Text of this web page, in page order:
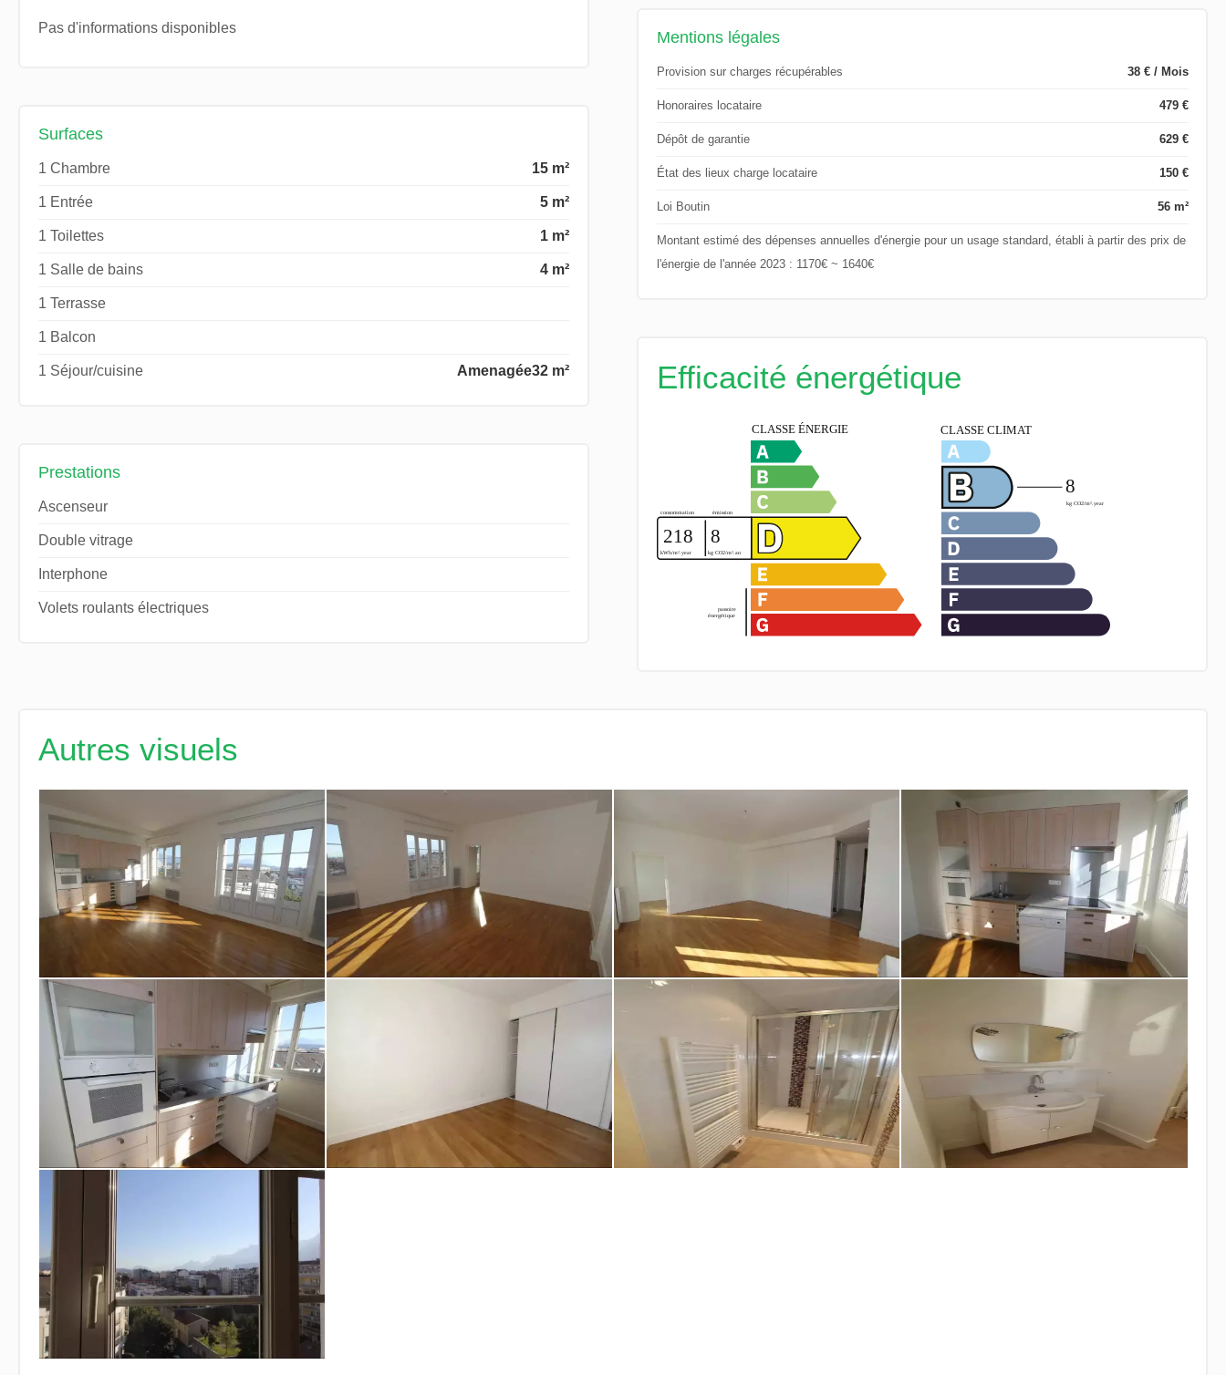
Pas d'informations disponibles
Surfaces
1 Chambre 15 m²
1 Entrée 5 m²
1 Toilettes 1 m²
1 Salle de bains 4 m²
1 Terrasse
1 Balcon
1 Séjour/cuisine 32 m²
Amenagée
Prestations
Ascenseur
Double vitrage
Interphone
Volets roulants électriques
Mentions légales
Provision sur charges récupérables 38 € / Mois
Honoraires locataire 479 €
Dépôt de garantie 629 €
État des lieux charge locataire 150 €
Loi Boutin 56 m²
Montant estimé des dépenses annuelles d'énergie pour un usage standard, établi à partir des prix de
l'énergie de l'année 2023 : 1170€ ~ 1640€
Efficacité énergétique
Autres visuels